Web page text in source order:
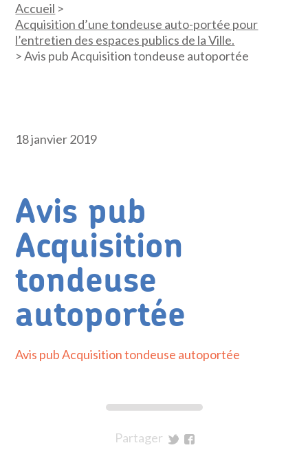
Accueil >
Acquisition d’une tondeuse auto-portée pour
l’entretien des espaces publics de la Ville.
>Avis pub Acquisition tondeuse autoportée
18 janvier 2019
Avis pub
Acquisition
tondeuse
autoportée
Avis pub Acquisition tondeuse autoportée
Partager